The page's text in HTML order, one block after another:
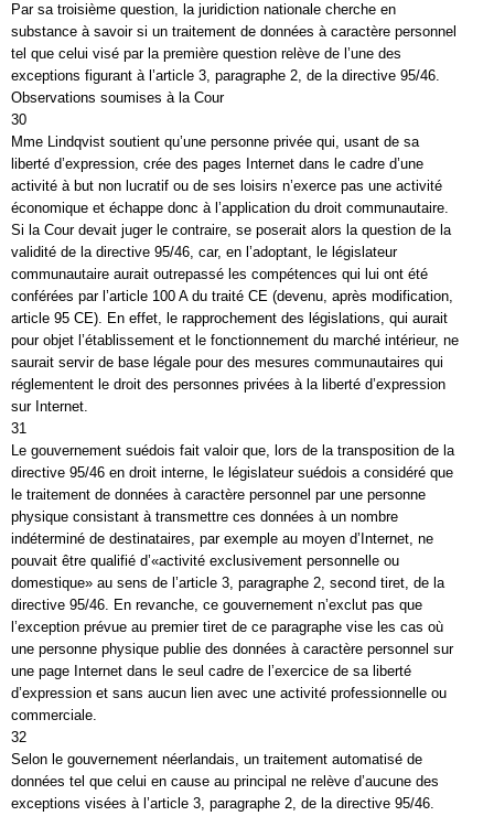
Par sa troisième question, la juridiction nationale cherche en
substance à savoir si un traitement de données à caractère personnel
tel que celui visé par la première question relève de l’une des
exceptions figurant à l’article 3, paragraphe 2, de la directive 95/46.
Observations soumises à la Cour
30
Mme Lindqvist soutient qu’une personne privée qui, usant de sa
liberté d’expression, crée des pages Internet dans le cadre d’une
activité à but non lucratif ou de ses loisirs n’exerce pas une activité
économique et échappe donc à l’application du droit communautaire.
Si la Cour devait juger le contraire, se poserait alors la question de la
validité de la directive 95/46, car, en l’adoptant, le législateur
communautaire aurait outrepassé les compétences qui lui ont été
conférées par l’article 100 A du traité CE (devenu, après modification,
article 95 CE). En effet, le rapprochement des législations, qui aurait
pour objet l’établissement et le fonctionnement du marché intérieur, ne
saurait servir de base légale pour des mesures communautaires qui
réglementent le droit des personnes privées à la liberté d’expression
sur Internet.
31
Le gouvernement suédois fait valoir que, lors de la transposition de la
directive 95/46 en droit interne, le législateur suédois a considéré que
le traitement de données à caractère personnel par une personne
physique consistant à transmettre ces données à un nombre
indéterminé de destinataires, par exemple au moyen d’Internet, ne
pouvait être qualifié d’«activité exclusivement personnelle ou
domestique» au sens de l’article 3, paragraphe 2, second tiret, de la
directive 95/46. En revanche, ce gouvernement n’exclut pas que
l’exception prévue au premier tiret de ce paragraphe vise les cas où
une personne physique publie des données à caractère personnel sur
une page Internet dans le seul cadre de l’exercice de sa liberté
d’expression et sans aucun lien avec une activité professionnelle ou
commerciale.
32
Selon le gouvernement néerlandais, un traitement automatisé de
données tel que celui en cause au principal ne relève d’aucune des
exceptions visées à l’article 3, paragraphe 2, de la directive 95/46.